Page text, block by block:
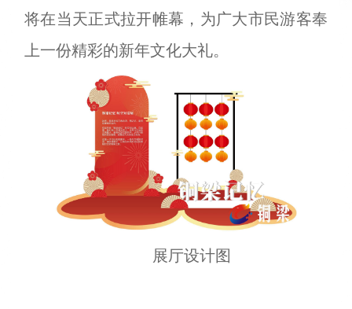
将在当天正式拉开帷幕，为广大市民游客奉
上一份精彩的新年文化大礼。
展厅设计图